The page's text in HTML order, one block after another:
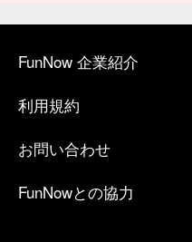
FunNow 企業紹介
利用規約
お問い合わせ
FunNowとの協力